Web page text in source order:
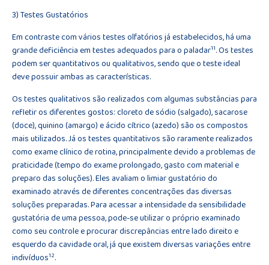
3) Testes Gustatórios
Em contraste com vários testes olfatórios já estabelecidos, há uma
grande deficiência em testes adequados para o paladar11. Os testes
podem ser quantitativos ou qualitativos, sendo que o teste ideal
deve possuir ambas as características.
Os testes qualitativos são realizados com algumas substâncias para
refletir os diferentes gostos: cloreto de sódio (salgado), sacarose
(doce), quinino (amargo) e ácido cítrico (azedo) são os compostos
mais utilizados. Já os testes quantitativos são raramente realizados
como exame clínico de rotina, principalmente devido a problemas de
praticidade (tempo do exame prolongado, gasto com material e
preparo das soluções). Eles avaliam o limiar gustatório do
examinado através de diferentes concentrações das diversas
soluções preparadas. Para acessar a intensidade da sensibilidade
gustatória de uma pessoa, pode-se utilizar o próprio examinado
como seu controle e procurar discrepâncias entre lado direito e
esquerdo da cavidade oral, já que existem diversas variações entre
indivíduos12.